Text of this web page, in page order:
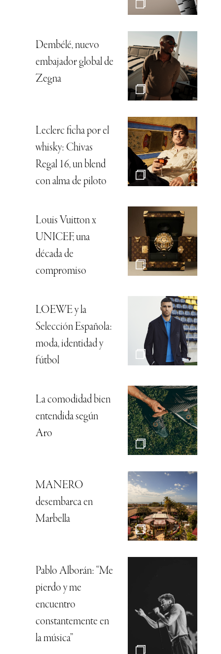
Dembélé, nuevo
embajador global de
Zegna
Leclerc ficha por el
whisky: Chivas
Regal 16, un blend
con alma de piloto
Louis Vuitton x
UNICEF, una
década de
compromiso
LOEWE y la
Selección Española:
moda, identidad y
fútbol
La comodidad bien
entendida según
Aro
MANERO
desembarca en
Marbella
Pablo Alborán: “Me
pierdo y me
encuentro
constantemente en
la música”